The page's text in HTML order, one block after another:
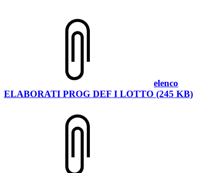
elenco
ELABORATI PROG DEF I LOTTO (245 KB)